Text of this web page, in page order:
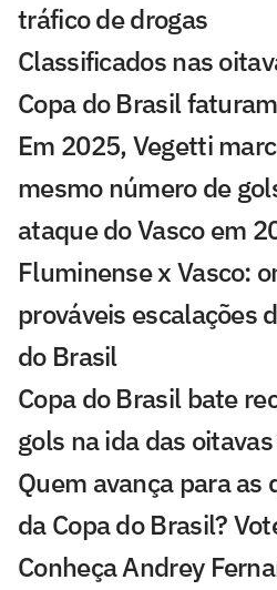
tráfico de drogas
Classificados nas
Copa do Brasil
Em 2025, Vegetti
mesmo número de
ataque do Vasco em
Fluminense x Vasco:
prováveis escalações
do Brasil
Copa do Brasil bate
gols na ida das
Quem avança para as
da Copa do Brasil?
Conheça Andrey